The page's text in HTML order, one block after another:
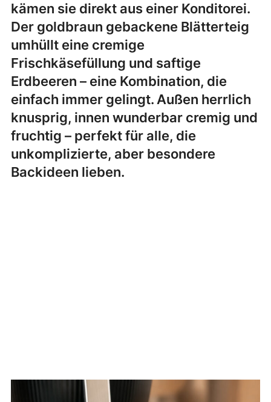
kämen sie direkt aus einer Konditorei.
Der goldbraun gebackene Blätterteig
umhüllt eine cremige
Frischkäsefüllung und saftige
Erdbeeren – eine Kombination, die
einfach immer gelingt. Außen herrlich
knusprig, innen wunderbar cremig und
fruchtig – perfekt für alle, die
unkomplizierte, aber besondere
Backideen lieben.